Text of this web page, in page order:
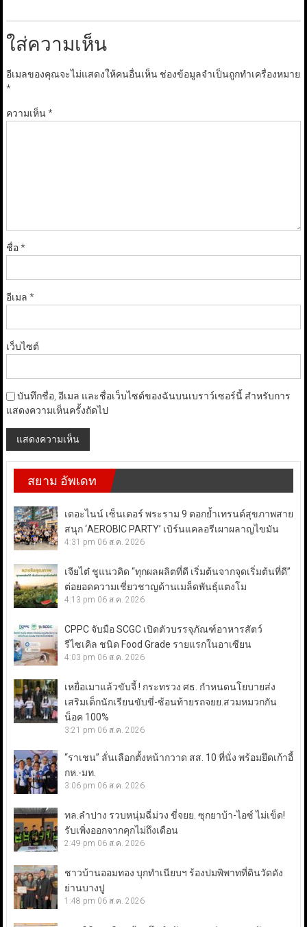
ใส่ความเห็น
อีเมลของคุณจะไม่แสดงให้คนอื่นเห็น ช่องข้อมูลจำเป็นถูกทำเครื่องหมาย
*
ความเห็น*
ชื่อ*
อีเมล *
เว็บไซต์
บันทึกชื่อ, อีเมล และชื่อเว็บไซต์ของฉันบนเบราว์เซอร์นี้ สำหรับการ
แสดงความเห็นครั้งถัดไป
สยาม อัพเดท
เดอะไนน์ เซ็นเตอร์ พระราม 9 ตอกย้ำเทรนด์สุขภาพสาย
สนุก ‘AEROBIC PARTY’ เบิร์นแคลอรีเผาผลาญไขมัน
4:31 pm 06 ส.ค. 2026
เจียไต๋ ชูแนวคิด “ทุกผลผลิตที่ดี เริ่มต้นจากจุดเริ่มต้นที่ดี”
ต่อยอดความเชี่ยวชาญด้านเมล็ดพันธุ์แตงโม
4:13 pm 06 ส.ค. 2026
CPPC จับมือ SCGC เปิดตัวบรรจุภัณฑ์อาหารสัตว์
รีไซเคิล ชนิด Food Grade รายแรกในอาเซียน
4:03 pm 06 ส.ค. 2026
เหยื่อเมาแล้วขับจี้ ! กระทรวง ศธ. กำหนดนโยบายส่ง
เสริมเด็กนักเรียนขับขี่-ซ้อนท้ายรถจยย.สวมหมวกกัน
น็อค 100%
3:21 pm 06 ส.ค. 2026
“ราเชน” ลั่นเลือกตั้งหน้ากวาด สส. 10 ที่นั่ง พร้อมยึดเก้าอี้
กห.-มท.
3:06 pm 06 ส.ค. 2026
ทล.ลำปาง รวบหนุ่มฉี่ม่วง ขี่จยย. ซุกยาบ้า-ไอซ์ ไม่เข็ด!
รับเพิ่งออกจากคุกไม่ถึงเดือน
2:49 pm 06 ส.ค. 2026
ชาวบ้านออมทอง บุกทำเนียบฯ ร้องปมพิพาทที่ดินวัดดัง
ย่านบางปู
1:48 pm 06 ส.ค. 2026